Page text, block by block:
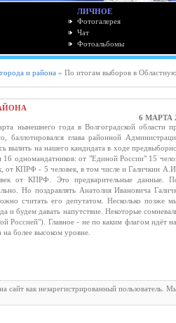
ЛИЧНОЕ
Фотогалерея
Чат
Фотоальбомы
и района » По итогам выборов в
6 МАРТА
нынешнего года в Волгоградской области
баллотировался глава районной
вылить на нашего кандидата в ходе
16 одномандатников: от "Единой России" 15
от КПРФ - 5 человек, в том числе и Галичкин
от КПРФ. Это предварительные данные.
Но поздравлять Анатолия Ивановича
считать его депутатом. Несколько позже
и будем давать напутствие. Некоторые
Россией"). Главное - не по каким флагом идёт
на более высоком уровне.
сайт как незарегистрированный пользователь.